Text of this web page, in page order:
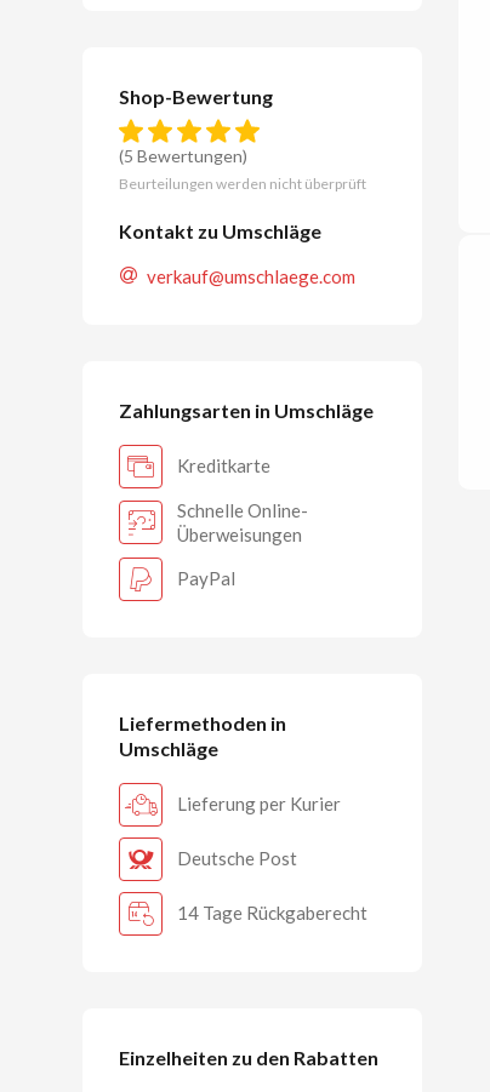
Shop-Bewertung
(5 Bewertungen)
Beurteilungen werden nicht überprüft
Kontakt zu Umschläge
verkauf@umschlaege.com
Zahlungsarten in Umschläge
Kreditkarte
Schnelle Online-
Überweisungen
PayPal
Liefermethoden in
Umschläge
Lieferung per Kurier
Deutsche Post
14 Tage Rückgaberecht
Einzelheiten zu den Rabatten